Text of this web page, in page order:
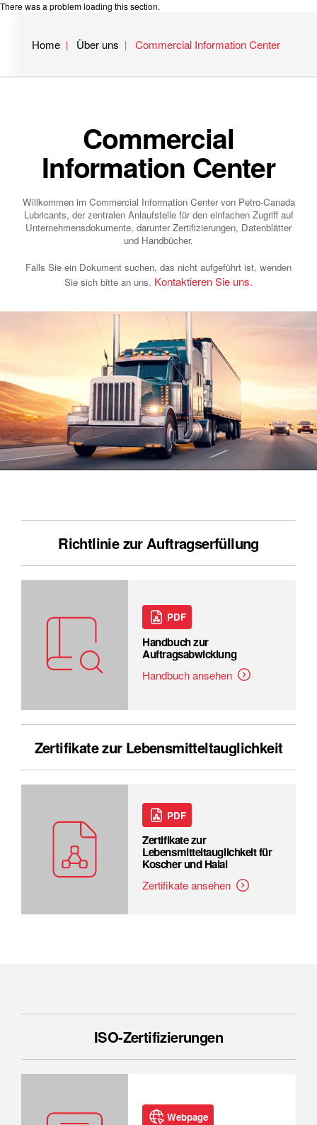
There was a problem loading this section.
Home Über uns Commercial Information Center
Commercial
Information Center
Willkommen im Commercial Information Center von Petro-Canada
Lubricants, der zentralen Anlaufstelle für den einfachen Zugriff auf
Unternehmensdokumente, darunter Zertifizierungen, Datenblätter
und Handbücher.
Falls Sie ein Dokument suchen, das nicht aufgeführt ist, wenden
Sie sich bitte an uns. Kontaktieren Sie uns.
Richtlinie zur Auftragserfüllung
PDF
Handbuch zur
Auftragsabwicklung
Handbuch ansehen
Zertifikate zur Lebensmitteltauglichkeit
PDF
Zertifikate zur
Lebensmitteltauglichkeit für
Koscher und Halal
Zertifikate ansehen
ISO-Zertifizierungen
Webpage